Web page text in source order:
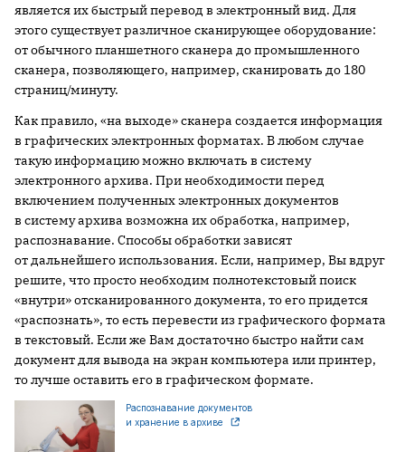
является их быстрый перевод в электронный вид. Для
этого существует различное сканирующее оборудование:
от обычного планшетного сканера до промышленного
сканера, позволяющего, например, сканировать до 180
страниц/минуту.
Как правило, «на выходе» сканера создается информация
в графических электронных форматах. В любом случае
такую информацию можно включать в систему
электронного архива. При необходимости перед
включением полученных электронных документов
в систему архива возможна их обработка, например,
распознавание. Способы обработки зависят
от дальнейшего использования. Если, например, Вы вдруг
решите, что просто необходим полнотекстовый поиск
«внутри» отсканированного документа, то его придется
«распознать», то есть перевести из графического формата
в текстовый. Если же Вам достаточно быстро найти сам
документ для вывода на экран компьютера или принтер,
то лучше оставить его в графическом формате.
Распознавание документов
и хранение в архиве